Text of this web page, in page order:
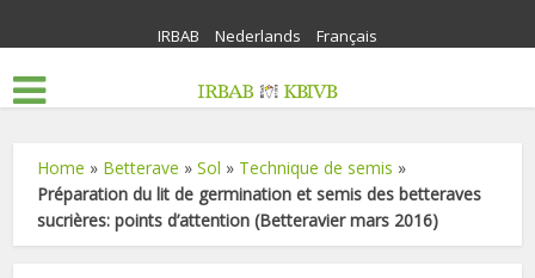
IRBAB Nederlands Français
Home » Betterave »Sol » Technique de semis »
Préparation du lit de germination et semis des betteraves
sucrières: points d’attention (Betteravier mars 2016)